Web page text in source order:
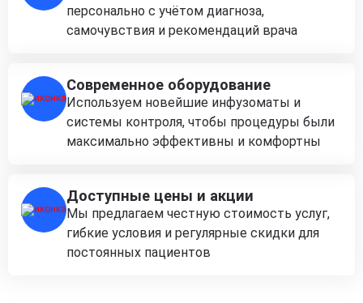
персонально с учётом диагноза,
самочувствия и рекомендаций врача
Современное оборудование
Используем новейшие инфузоматы и
системы контроля, чтобы процедуры были
максимально эффективны и комфортны
Доступные цены и акции
Мы предлагаем честную стоимость услуг,
гибкие условия и регулярные скидки для
постоянных пациентов